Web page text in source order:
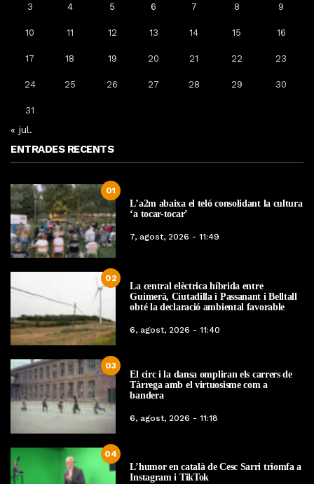
3 4 5 6 7 8 9
10 11 12 13 14 15 16
17 18 19 20 21 22 23
24 25 26 27 28 29 30
31
« jul.
ENTRADES RECENTS
01
L’a2m abaixa el teló consolidant la cultura
‘a tocar-tocar’
7, agost, 2026 - 11:49
02
La central elèctrica híbrida entre
Guimerà, Ciutadilla i Passanant i Belltall
obté la declaració ambiental favorable
6, agost, 2026 - 11:40
03
El circ i la dansa ompliran els carrers de
Tàrrega amb el virtuosisme com a
bandera
6, agost, 2026 - 11:18
04
L’humor en català de Cesc Sarri triomfa a
Instagram i TikTok